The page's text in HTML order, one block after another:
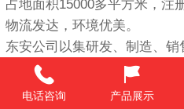
占地面积15000多平方米，注
物流发达，环境优美。
东安公司以集研发、制造、
在北京及广州分别设立了办
产品品种多样，覆盖面广，
电话咨询 产品展示